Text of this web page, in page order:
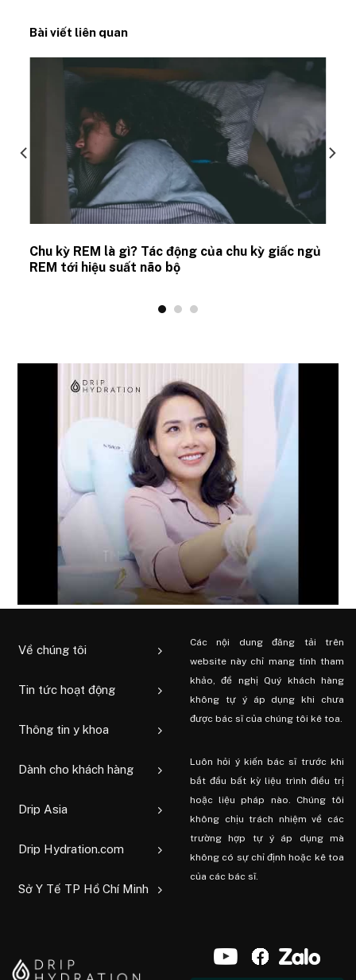
Bài viết liên quan
Chu kỳ REM là gì? Tác động của chu kỳ giấc ngủ
REM tới hiệu suất não bộ
Về chúng tôi
Tin tức hoạt động
Thông tin y khoa
Dành cho khách hàng
Drip Asia
Drip Hydration.com
Sở Y Tế TP Hồ Chí Minh
Các nội dung đăng tải trên
website này chỉ mang tính tham
khảo, đề nghị Quý khách hàng
không tự ý áp dụng khi chưa
được bác sĩ của chúng tôi kê toa.
Luôn hỏi ý kiến ​​bác sĩ trước khi
bắt đầu bất kỳ liệu trình điều trị
hoặc liệu pháp nào. Chúng tôi
không chịu trách nhiệm về các
trường hợp tự ý áp dụng mà
không có sự chỉ định hoặc kê toa
của các bác sĩ.